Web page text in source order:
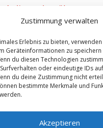
Zustimmung verwalten
Erlebnis zu bieten,
Geräteinformationen zu
du diesen Technologien
oder eindeutige IDs
du deine Zustimmung nicht
bestimmte Merkmale und
Akzeptieren
Anliegen bewährter
für
Argumente der
in Borkum:
Aktualisierte Policen mit
this post.